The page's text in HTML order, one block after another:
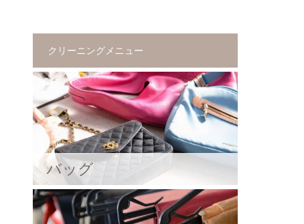
クリーニングメニュー
バッグ